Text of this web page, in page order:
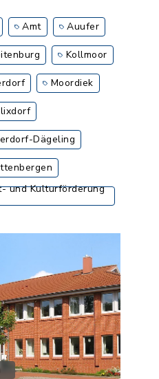
Amt Auufer
Kollmoor
Moordiek
Dägeling
und Kulturförderung